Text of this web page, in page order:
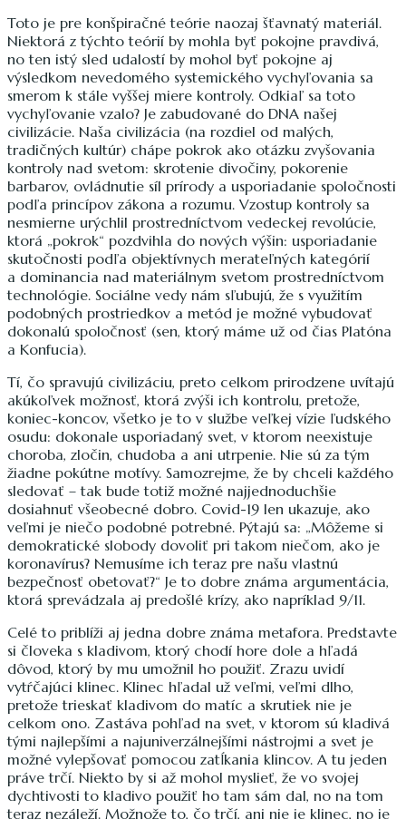
Toto je pre konšpiračné teórie naozaj šťavnatý materiál.
Niektorá z týchto teórií by mohla byť pokojne pravdivá,
no ten istý sled udalostí by mohol byť pokojne aj
výsledkom nevedomého systemického vychyľovania sa
smerom k stále vyššej miere kontroly. Odkiaľ sa toto
vychyľovanie vzalo? Je zabudované do DNA našej
civilizácie. Naša civilizácia (na rozdiel od malých,
tradičných kultúr) chápe pokrok ako otázku zvyšovania
kontroly nad svetom: skrotenie divočiny, pokorenie
barbarov, ovládnutie síl prírody a usporiadanie spoločnosti
podľa princípov zákona a rozumu. Vzostup kontroly sa
nesmierne urýchlil prostredníctvom vedeckej revolúcie,
ktorá „pokrok“ pozdvihla do nových výšin: usporiadanie
skutočnosti podľa objektívnych merateľných kategórií
a dominancia nad materiálnym svetom prostredníctvom
technológie. Sociálne vedy nám sľubujú, že s využitím
podobných prostriedkov a metód je možné vybudovať
dokonalú spoločnosť (sen, ktorý máme už od čias Platóna
a Konfucia).
Tí, čo spravujú civilizáciu, preto celkom prirodzene uvítajú
akúkoľvek možnosť, ktorá zvýši ich kontrolu, pretože,
koniec-koncov, všetko je to v službe veľkej vízie ľudského
osudu: dokonale usporiadaný svet, v ktorom neexistuje
choroba, zločin, chudoba a ani utrpenie. Nie sú za tým
žiadne pokútne motívy. Samozrejme, že by chceli každého
sledovať – tak bude totiž možné najjednoduchšie
dosiahnuť všeobecné dobro. Covid-19 len ukazuje, ako
veľmi je niečo podobné potrebné. Pýtajú sa: „Môžeme si
demokratické slobody dovoliť pri takom niečom, ako je
koronavírus? Nemusíme ich teraz pre našu vlastnú
bezpečnosť obetovať?“ Je to dobre známa argumentácia,
ktorá sprevádzala aj predošlé krízy, ako napríklad 9/11.
Celé to priblíži aj jedna dobre známa metafora. Predstavte
si človeka s kladivom, ktorý chodí hore dole a hľadá
dôvod, ktorý by mu umožnil ho použiť. Zrazu uvidí
vytŕčajúci klinec. Klinec hľadal už veľmi, veľmi dlho,
pretože trieskať kladivom do matíc a skrutiek nie je
celkom ono. Zastáva pohľad na svet, v ktorom sú kladivá
tými najlepšími a najuniverzálnejšími nástrojmi a svet je
možné vylepšovať pomocou zatĺkania klincov. A tu jeden
práve trčí. Niekto by si až mohol myslieť, že vo svojej
dychtivosti to kladivo použiť ho tam sám dal, no na tom
teraz nezáleží. Možnože to, čo trčí, ani nie je klinec, no je